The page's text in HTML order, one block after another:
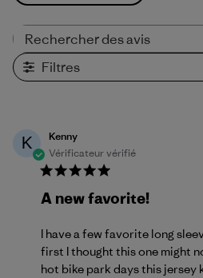
Filtres
K
Kenny
Vérificateur vérifié
A new favorite!
I have a few favorite long
first I thought this one might
hot bike park days this jersey